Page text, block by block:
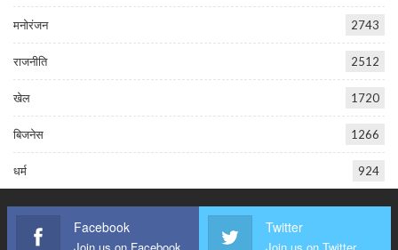
मनोरंजन 2743
राजनीति 2512
खेल 1720
बिजनेस 1266
धर्म 924
Facebook Twitter